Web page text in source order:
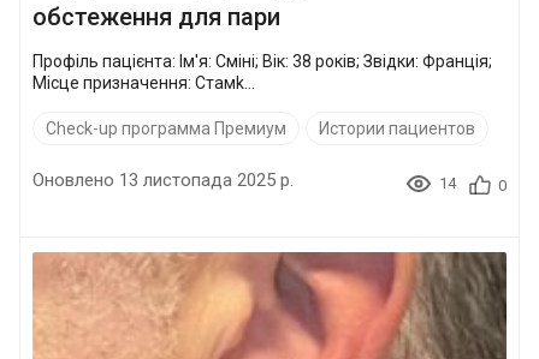
обстеження для пари
Профіль пацієнта: Ім'я: Сміні; Вік: 38 років; Звідки: Франція;
Місце призначення: Стамk...
Check-up программа Премиум Истории пациентов
Оновлено 13 листопада 2025 р. 14 0